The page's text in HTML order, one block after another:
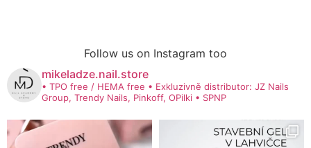
Follow us on Instagram too
mikeladze.nail.store
• TPO free / HEMA free • Exkluzivně distributor: JZ Nails
Group, Trendy Nails, Pinkoff, OPilki • SPNP